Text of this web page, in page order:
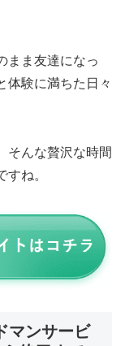
まま友達になっ
体験に満ちた日々
そんな贅沢な時間
ね。
マンサービ